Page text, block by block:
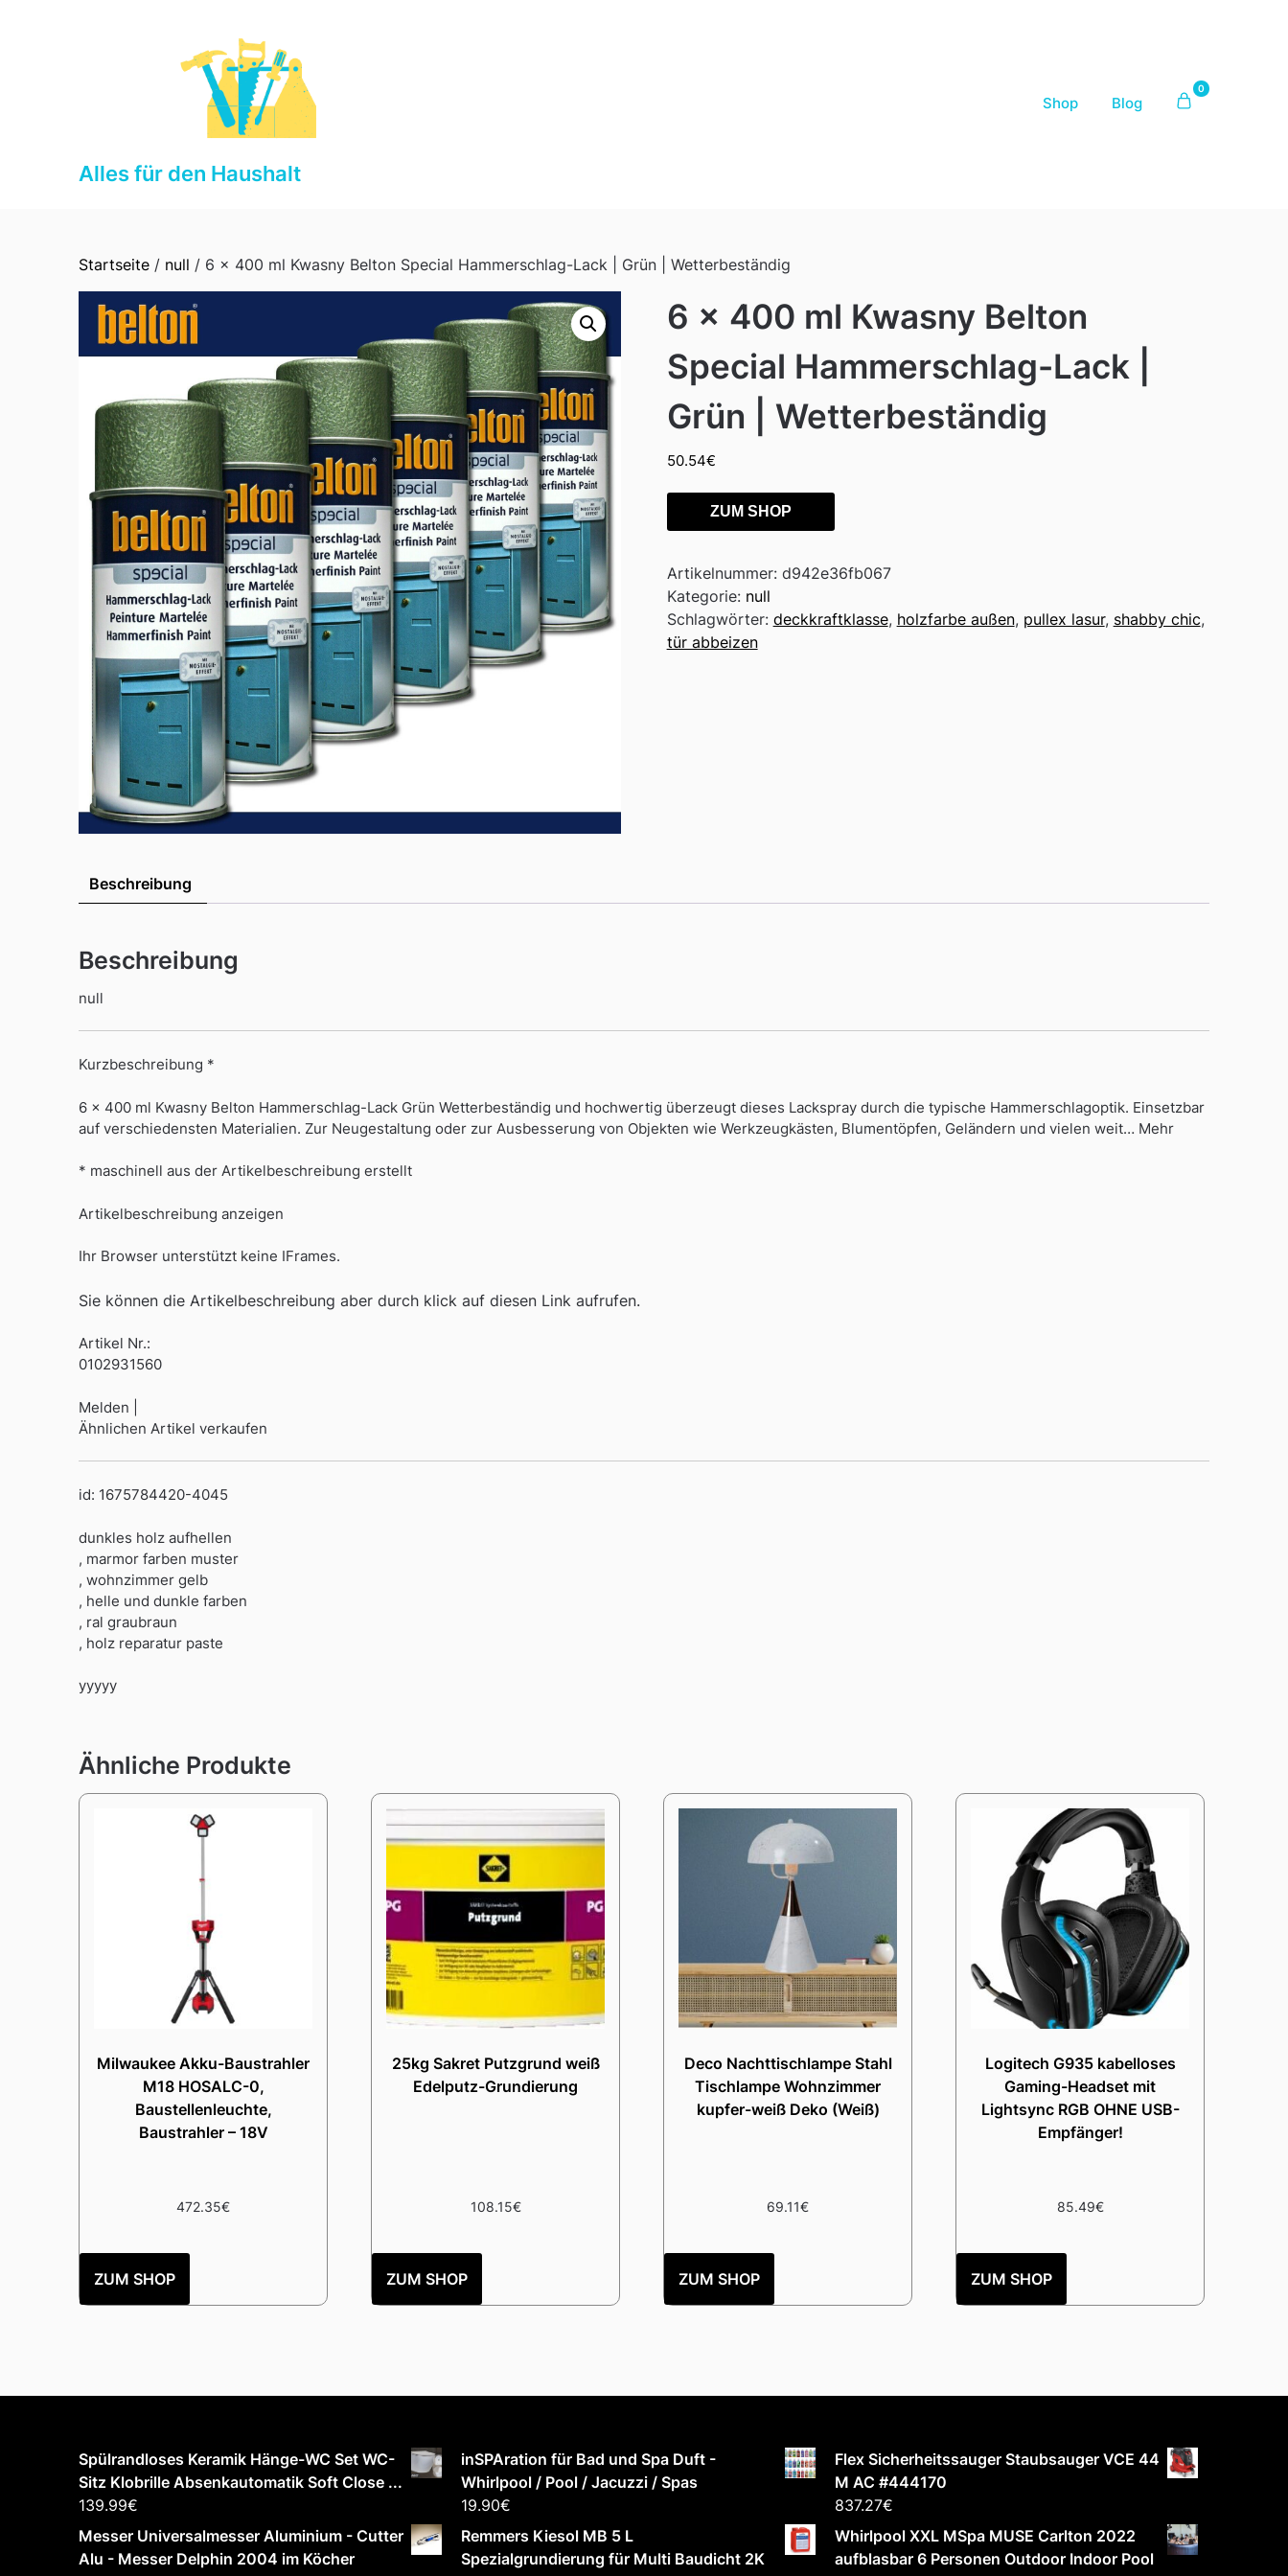
Alles für den Haushalt
Shop Blog
0
Startseite / null / 6 x 400 ml Kwasny Belton Special Hammerschlag-Lack | Grün | Wetterbeständig
6 x 400 ml Kwasny Belton
Special Hammerschlag-Lack |
Grün | Wetterbeständig
50.54€
ZUM SHOP
Artikelnummer: d942e36fb067
Kategorie: null
Schlagwörter: deckkraftklasse, holzfarbe außen, pullex lasur, shabby chic,
tür abbeizen
Beschreibung
Beschreibung
null
Kurzbeschreibung *
6 x 400 ml Kwasny Belton Hammerschlag-Lack Grün Wetterbeständig und hochwertig überzeugt dieses Lackspray durch die typische Hammerschlagoptik. Einsetzbar
auf verschiedensten Materialien. Zur Neugestaltung oder zur Ausbesserung von Objekten wie Werkzeugkästen, Blumentöpfen, Geländern und vielen weit… Mehr
* maschinell aus der Artikelbeschreibung erstellt
Artikelbeschreibung anzeigen
Ihr Browser unterstützt keine IFrames.
Sie können die Artikelbeschreibung aber durch klick auf diesen Link aufrufen.
Artikel Nr.:
0102931560
Melden |
Ähnlichen Artikel verkaufen
id: 1675784420-4045
dunkles holz aufhellen
, marmor farben muster
, wohnzimmer gelb
, helle und dunkle farben
, ral graubraun
, holz reparatur paste
yyyyy
Ähnliche Produkte
Milwaukee Akku-Baustrahler
M18 HOSALC-0,
Baustellenleuchte,
Baustrahler – 18V
472.35€
ZUM SHOP
25kg Sakret Putzgrund weiß
Edelputz-Grundierung
108.15€
ZUM SHOP
Deco Nachttischlampe Stahl
Tischlampe Wohnzimmer
kupfer-weiß Deko (Weiß)
69.11€
ZUM SHOP
Logitech G935 kabelloses
Gaming-Headset mit
Lightsync RGB OHNE USB-
Empfänger!
85.49€
ZUM SHOP
Spülrandloses Keramik Hänge-WC Set WC-
Sitz Klobrille Absenkautomatik Soft Close ...
139.99€
Messer Universalmesser Aluminium - Cutter
Alu - Messer Delphin 2004 im Köcher
inSPAration für Bad und Spa Duft -
Whirlpool / Pool / Jacuzzi / Spas
19.90€
Remmers Kiesol MB 5 L
Spezialgrundierung für Multi Baudicht 2K
Flex Sicherheitssauger Staubsauger VCE 44
M AC #444170
837.27€
Whirlpool XXL MSpa MUSE Carlton 2022
aufblasbar 6 Personen Outdoor Indoor Pool